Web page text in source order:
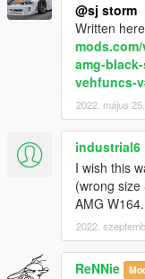
@sj storm
Written here
amg-
vehfuncs-
2022. május 25.
industrial6
I wish this
(wrong
AMG W164.
2022.
ReNNie